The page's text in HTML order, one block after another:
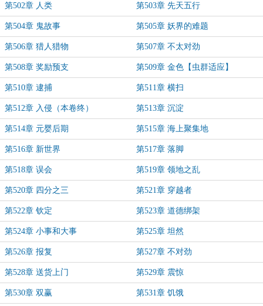
第502章 人类 第503章 先天五行
第504章 鬼故事 第505章 妖界的难题
第506章 猎人猎物 第507章 不太对劲
第508章 奖励预支 第509章 金色【虫群适应】
第510章 逮捕 第511章 横扫
第512章 入侵（本卷终） 第513章 沉淀
第514章 元婴后期 第515章 海上聚集地
第516章 新世界 第517章 落脚
第518章 误会 第519章 领地之乱
第520章 四分之三 第521章 穿越者
第522章 钦定 第523章 道德绑架
第524章 小事和大事 第525章 坦然
第526章 报复 第527章 不对劲
第528章 送货上门 第529章 震惊
第530章 双赢 第531章 饥饿